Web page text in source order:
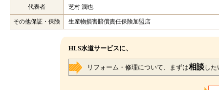
代表者 芝村 潤也
その他保証・保険 生産物損害賠償責任保険加盟店
HLS水道サービスに、
リフォーム・修理について、まずは相談した